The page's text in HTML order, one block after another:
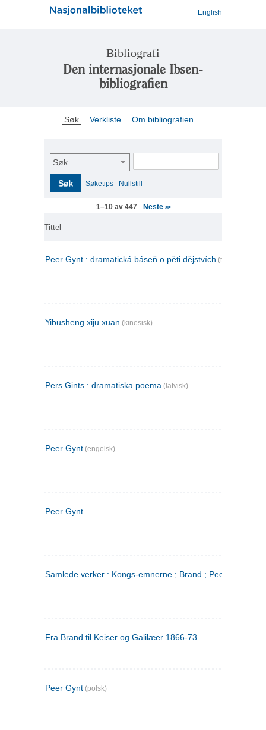
English
Bibliografi
Den internasjonale Ibsen-
bibliografien
Søk Verkliste Om bibliografien
Søk
Søk Søketips Nullstill
1–10 av 447 Neste >>
Tittel
Peer Gynt : dramatická báseň o pěti dějstvích (tsjekkisk)
Yibusheng xiju xuan (kinesisk)
Pers Gints : dramatiska poema (latvisk)
Peer Gynt (engelsk)
Peer Gynt
Samlede verker : Kongs-emnerne ; Brand ; Peer Gynt. 2
Fra Brand til Keiser og Galilæer 1866-73
Peer Gynt (polsk)